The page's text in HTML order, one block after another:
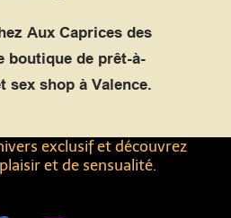
exclusif et découvrez
et de sensualité.
Aux Caprices des
boutique de prêt-à-
sex shop à Valence.